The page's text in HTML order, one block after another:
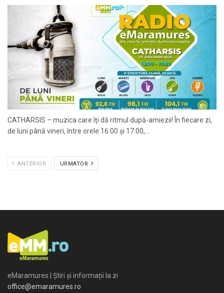
CATHARSIS – muzica care îți dă ritmul după-amiezii! În fiecare zi,
de luni până vineri, între orele 16:00 și 17:00,...
ANTERIOR URMATOR
eMaramures | Știri și informații la zi
office@emaramures.ro